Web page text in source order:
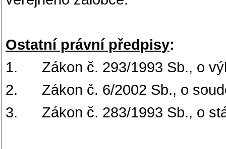
Ostatní právní předpisy:
1. Zákon č. 293/1993 Sb., o
2. Zákon č. 6/2002 Sb., o
3. Zákon č. 283/1993 Sb., o